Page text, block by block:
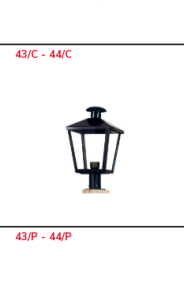
43/C - 44/C
43/P - 44/P